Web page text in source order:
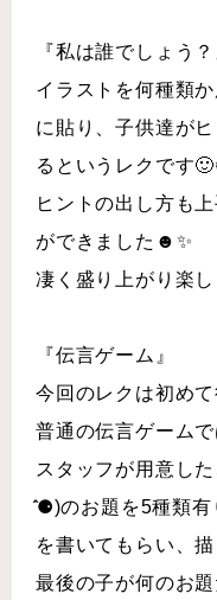
『私は誰でしょう？
イラストを何種類
に貼り、子供達が
るというレクです
ヒントの出し方も
ができました☻✨
凄く盛り上がり楽
『伝言ゲーム』
今回のレクは初め
普通の伝言ゲーム
スタッフが用意し
̍̑⚈)のお題を5種類有
を書いてもらい、
最後の子が何のお